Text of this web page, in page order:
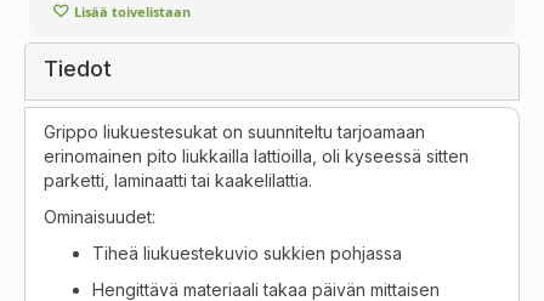
Lisää toivelistaan
Tiedot
Grippo liukuestesukat on suunniteltu tarjoamaan
erinomainen pito liukkailla lattioilla, oli kyseessä sitten
parketti, laminaatti tai kaakelilattia.
Ominaisuudet:
Tiheä liukuestekuvio sukkien pohjassa
Hengittävä materiaali takaa päivän mittaisen